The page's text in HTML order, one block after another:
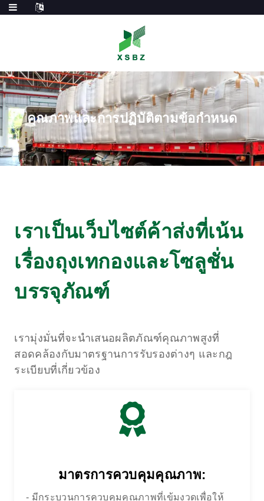
คุณภาพและการปฏิบัติตามข้อกำหนด
เราเป็นเว็บไซต์ค้าส่งที่เน้น
เรื่องถุงเทกองและโซลูชั่น
บรรจุภัณฑ์
เรามุ่งมั่นที่จะนำเสนอผลิตภัณฑ์คุณภาพสูงที่
สอดคล้องกับมาตรฐานการรับรองต่างๆ และกฎ
ระเบียบที่เกี่ยวข้อง
มาตรการควบคุมคุณภาพ:
- มีกระบวนการควบคุมคุณภาพที่เข้มงวดเพื่อให้